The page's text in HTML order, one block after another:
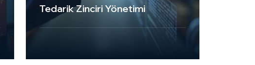
Tedarik Zinciri Yönetimi
yönetimi hizmetleriyle, işletmelerin lojistik